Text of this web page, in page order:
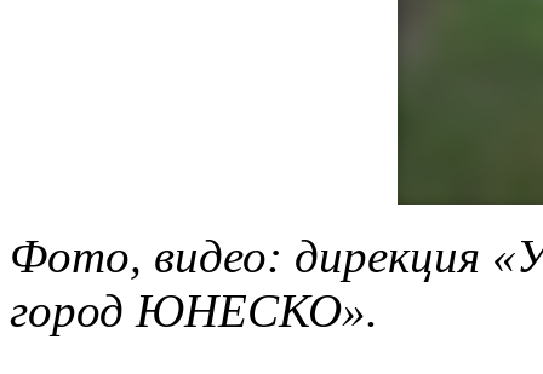
Фото, видео: дирекция
город ЮНЕСКО».